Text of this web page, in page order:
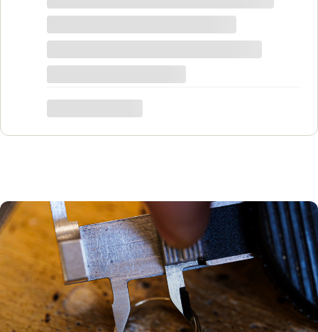
jest piękna! Ceny bardzo korzystne, na
tego grawer w pierścionku udało się
zrobić w bardzo krótkim czasie. Dziękuję,
był to dla mnie bardzo ważny moment,
trafiłam w idealne miejsce.
Katarzyna Łącka